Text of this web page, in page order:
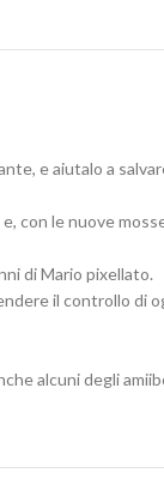
e aiutalo a
con le nuove
di Mario pixellato.
il controllo di
alcuni degli